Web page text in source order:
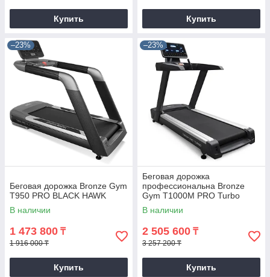
Купить Купить
–23%
Беговая дорожка Bronze Gym
T950 PRO BLACK HAWK
В наличии
1 473 800 ₸
1 916 000 ₸
Купить
–23%
Беговая дорожка
профессиональна Bronze
Gym T1000M PRO Turbo
(new)
В наличии
2 505 600 ₸
3 257 200 ₸
Купить